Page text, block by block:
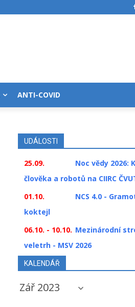
ANTI-COVID
UDÁLOSTI
25.09.
Noc vědy 2026:
člověka a robotů na CIIRC
01.10.
NCS 4.0 -
koktejl
06.10. - 10.10. Mezinárodní
veletrh - MSV 2026
KALENDÁŘ